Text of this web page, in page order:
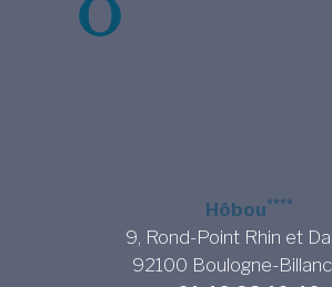
Hôbou****
9, Rond-Point Rhin et
92100 Boulogne-